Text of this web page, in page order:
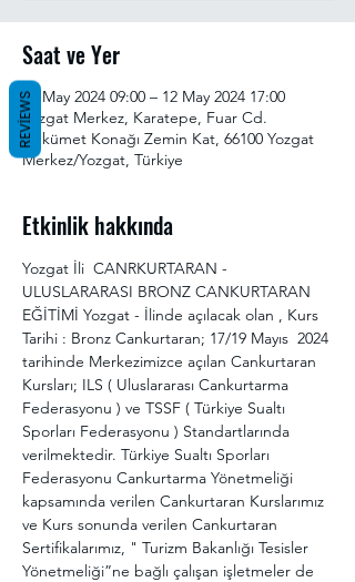
Saat ve Yer
10 May 2024 09:00 – 12 May 2024 17:00
Yozgat Merkez, Karatepe, Fuar Cd.
Hükümet Konağı Zemin Kat, 66100 Yozgat
Merkez/Yozgat, Türkiye
Etkinlik hakkında
Yozgat İli  CANRKURTARAN -
ULUSLARARASI BRONZ CANKURTARAN
EĞİTİMİ Yozgat - İlinde açılacak olan , Kurs
Tarihi : Bronz Cankurtaran; 17/19 Mayıs  2024
tarihinde Merkezimizce açılan Cankurtaran
Kursları; ILS ( Uluslararası Cankurtarma
Federasyonu ) ve TSSF ( Türkiye Sualtı
Sporları Federasyonu ) Standartlarında
verilmektedir. Türkiye Sualtı Sporları
Federasyonu Cankurtarma Yönetmeliği
kapsamında verilen Cankurtaran Kurslarımız
ve Kurs sonunda verilen Cankurtaran
Sertifikalarımız, " Turizm Bakanlığı Tesisler
Yönetmeliği”ne bağlı çalışan işletmeler de
REVIEWS